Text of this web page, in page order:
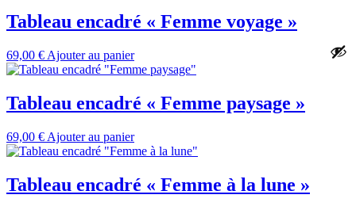
Tableau encadré « Femme voyage »
69,00 € Ajouter au panier
Tableau encadré « Femme paysage »
69,00 € Ajouter au panier
Tableau encadré « Femme à la lune »